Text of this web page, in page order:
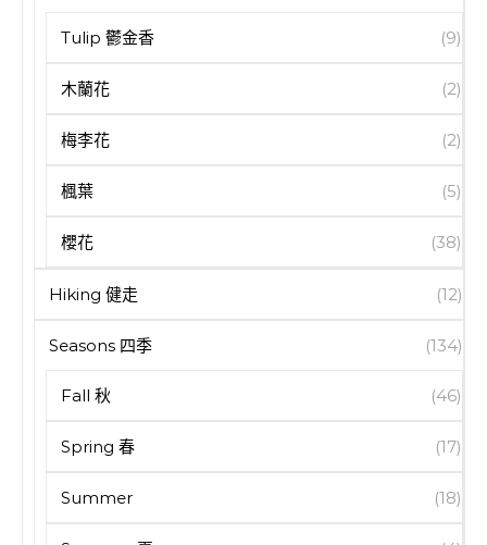
Tulip 鬱金香 (9)
木蘭花 (2)
梅李花 (2)
楓葉 (5)
櫻花 (38)
Hiking 健走 (12)
Seasons 四季 (134)
Fall 秋 (46)
Spring 春 (17)
Summer (18)